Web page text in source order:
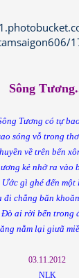
Sông
Tương có tự
sóng vỗ trong
về trên bến
kẻ nhớ ra vào
Ước gì ghé đến một
đi chẳng băn
Đò ai rời bến trong
nằm lại giưã
03.11.2012
NLK